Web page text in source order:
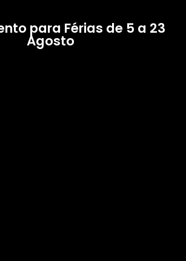
para Férias de 5 a 23
Agosto